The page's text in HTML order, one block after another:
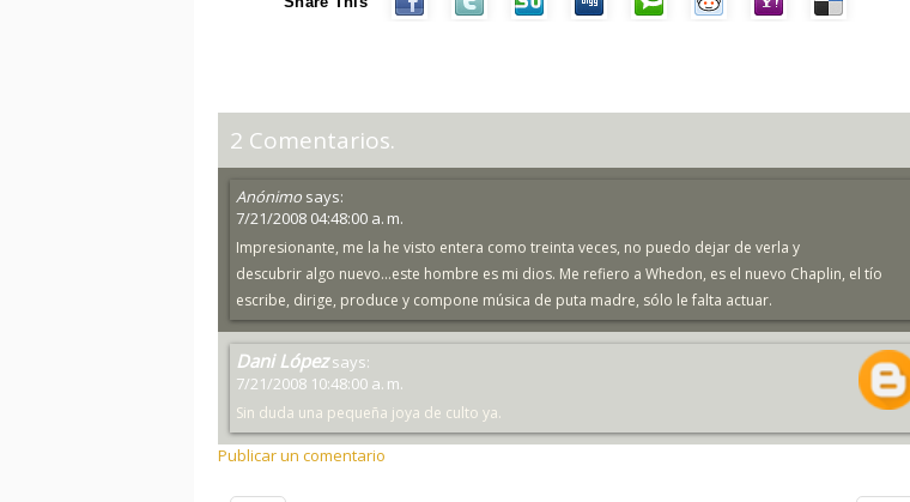
2 Comentarios.
Anónimo says:
7/21/2008 04:48:00 a. m.
Impresionante, me la he visto entera como treinta veces, no puedo dejar de verla y
descubrir algo nuevo...este hombre es mi dios. Me refiero a Whedon, es el nuevo Chaplin, el tío
escribe, dirige, produce y compone música de puta madre, sólo le falta actuar.
Dani López says:
7/21/2008 10:48:00 a. m.
Sin duda una pequeña joya de culto ya.
Publicar un comentario